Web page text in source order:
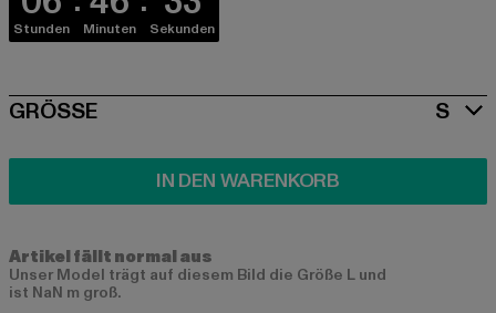
Stunden Minuten Sekunden
SIZE
GRÖSSE S
IN DEN WARENKORB
Artikel fällt normal aus
Unser Model trägt auf diesem Bild die Größe L und
ist NaN m groß.